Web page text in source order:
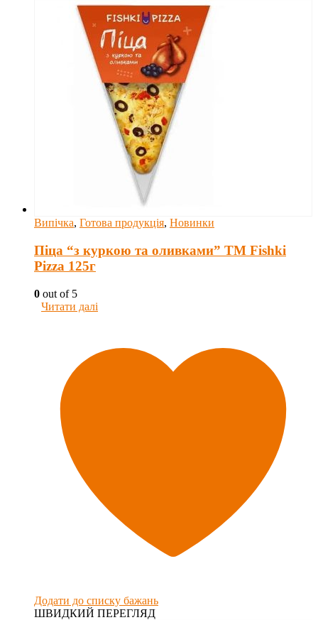
Випічка, Готова продукція, Новинки
Піца “з куркою та оливками” ТM Fishki
Pizza 125г
0 out of 5
Читати далі
Додати до списку бажань
ШВИДКИЙ ПЕРЕГЛЯД